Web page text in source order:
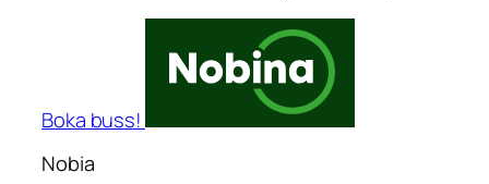
Boka buss!
Nobia